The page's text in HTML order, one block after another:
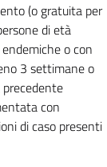
(o gratuita per
di età
o con
3 settimane o
con
di caso presenti